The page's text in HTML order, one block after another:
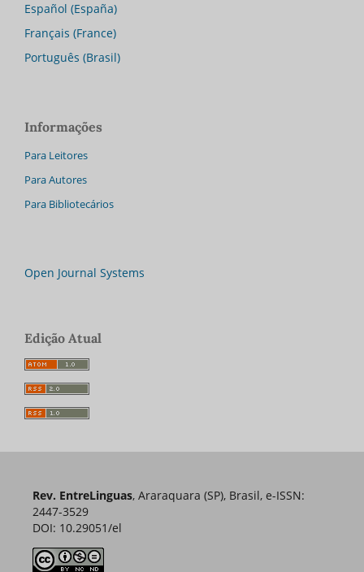
Español (España)
Français (France)
Português (Brasil)
Informações
Para Leitores
Para Autores
Para Bibliotecários
Open Journal Systems
Edição Atual
Rev. EntreLinguas, Araraquara (SP), Brasil, e-ISSN:
2447-3529
DOI: 10.29051/el